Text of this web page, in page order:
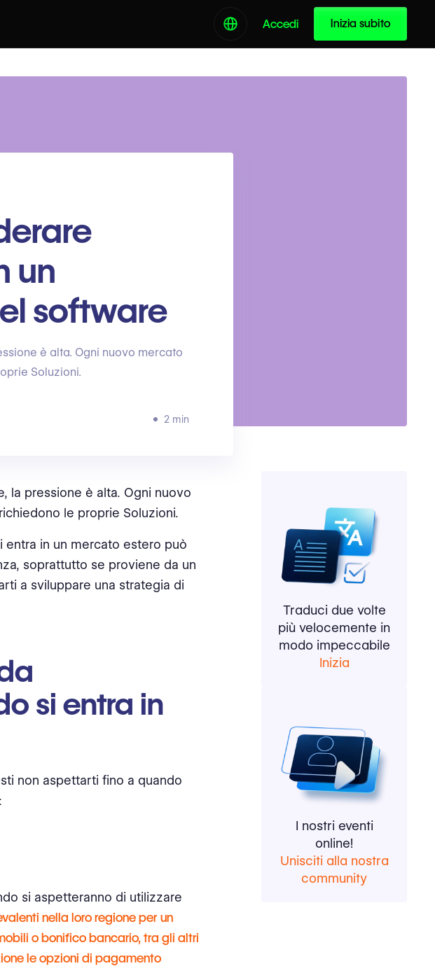
Accedi Inizia subito
un
software
è alta. Ogni nuovo mercato
Soluzioni.
2 min
la pressione è alta. Ogni nuovo
le proprie Soluzioni.
entra in un mercato estero può
soprattutto se proviene da un
a sviluppare una strategia di
si entra in
non aspettarti fino a quando
si aspetteranno di utilizzare
nella loro regione per un
o bonifico bancario, tra gli altri
le opzioni di pagamento
Traduci due volte
più velocemente in
modo impeccabile
Inizia
I nostri eventi
online!
Unisciti alla nostra
community